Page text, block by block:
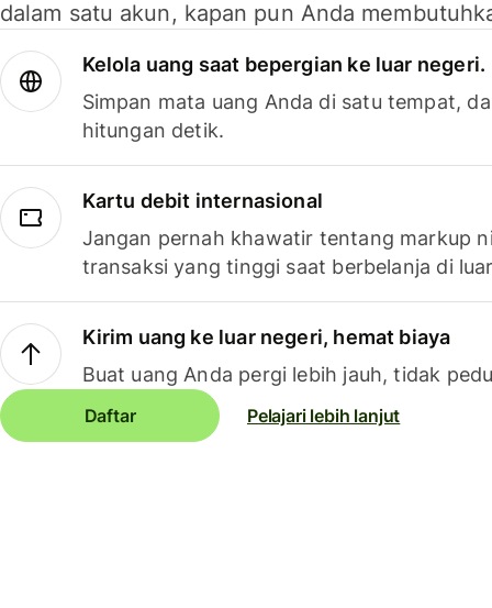
dalam satu akun, kapan pun Anda
Kelola uang saat bepergian ke luar negeri.
Simpan mata uang Anda di satu tempat,
hitungan detik.
Kartu debit internasional
Jangan pernah khawatir tentang markup
transaksi yang tinggi saat berbelanja di
Kirim uang ke luar negeri, hemat biaya
Buat uang Anda pergi lebih jauh, tidak
Daftar Pelajari lebih lanjut